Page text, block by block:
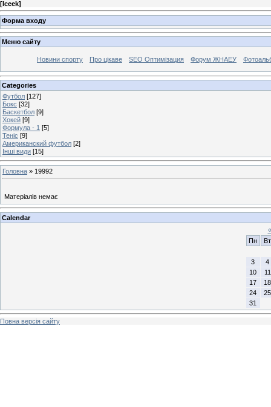
[Iceek]
Форма входу
Меню сайту
Новини спорту Про цікаве SEO Оптимізация Форум ЖНАЕУ
Categories
Футбол [127]
Бокс [32]
Баскетбол [9]
Хокей [9]
Формула - 1 [5]
Теніс [9]
Американский футбол [2]
Інші види [15]
Головна » 19992
Матеріалів немає
Calendar
«
Пн
Вт
3
4
10
11
17
18
24
25
31
Повна версія сайту